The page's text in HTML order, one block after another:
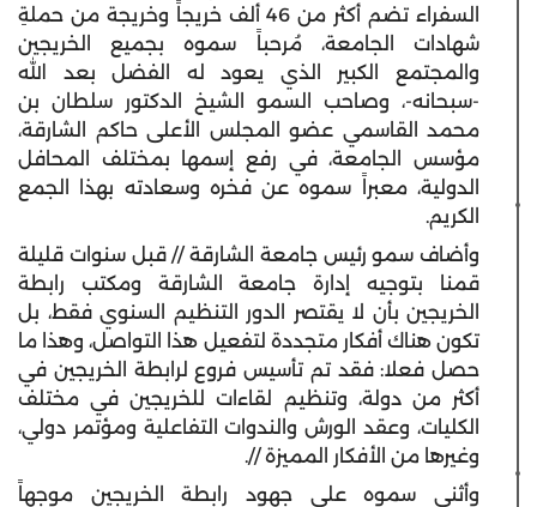
السفراء تضم أكثر من 46 ألف خريجاً وخريجة من حملةِ
شهادات الجامعة، مُرحباً سموه بجميع الخريجين
والمجتمع الكبير الذي يعود له الفضل بعد الله
-سبحانه-، وصاحب السمو الشيخ الدكتور سلطان بن
محمد القاسمي عضو المجلس الأعلى حاكم الشارقة،
مؤسس الجامعة، في رفع إسمها بمختلف المحافل
الدولية، معبراً سموه عن فخره وسعادته بهذا الجمع
الكريم.
وأضاف سمو رئيس جامعة الشارقة // قبل سنوات قليلة
قمنا بتوجيه إدارة جامعة الشارقة ومكتب رابطة
الخريجين بأن لا يقتصر الدور التنظيم السنوي فقط، بل
تكون هناك أفكار متجددة لتفعيل هذا التواصل، وهذا ما
حصل فعلا: فقد تم تأسيس فروع لرابطة الخريجين في
أكثر من دولة، وتنظيم لقاءات للخريجين في مختلف
الكليات، وعقد الورش والندوات التفاعلية ومؤتمر دولي،
وغيرها من الأفكار المميزة //.
وأثنى سموه على جهود رابطة الخريجين موجهاً